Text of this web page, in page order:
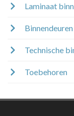
Laminaat
Technische
Toebehoren